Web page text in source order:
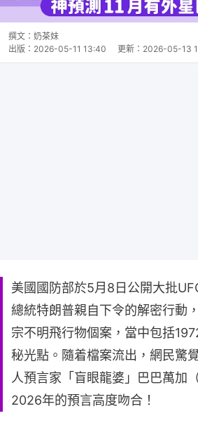
撰文： 奶茶妹
出版： 2026-05-11 13:40 更新： 2026-05-13
美國國防部於5月8日公開大批
總統特朗普親自下令的解密行動
宗不明飛行物個案，當中包括
秘光點。隨着檔案流出，網民驚
人預言家「盲眼龍婆」巴巴萬加
2026年的預言高度吻合！